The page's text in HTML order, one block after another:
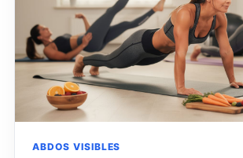
ABDOS VISIBLES